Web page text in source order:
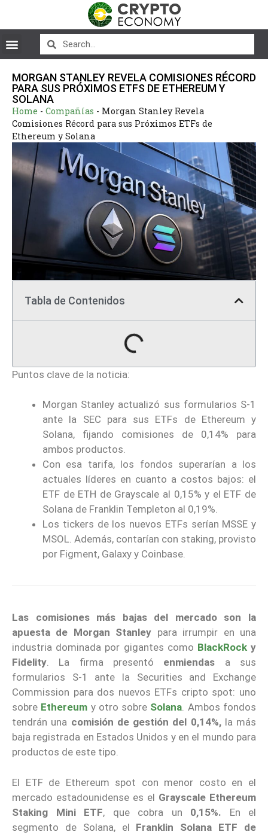
MORGAN STANLEY REVELA COMISIONES RÉCORD
PARA SUS PRÓXIMOS ETFS DE ETHEREUM Y
SOLANA
Home - Compañías - Morgan Stanley Revela
Comisiones Récord para sus Próximos ETFs de
Ethereum y Solana
Tabla de Contenidos
Puntos clave de la noticia:
Morgan Stanley actualizó sus formularios S-1
ante la SEC para sus ETFs de Ethereum y
Solana, fijando comisiones de 0,14% para
ambos productos.
Con esa tarifa, los fondos superarían a los
actuales líderes en cuanto a costos bajos: el
ETF de ETH de Grayscale al 0,15% y el ETF de
Solana de Franklin Templeton al 0,19%.
Los tickers de los nuevos ETFs serían MSSE y
MSOL. Además, contarían con staking, provisto
por Figment, Galaxy y Coinbase.
Las comisiones más bajas del mercado son la
apuesta de Morgan Stanley para irrumpir en una
industria dominada por gigantes como BlackRocky
Fidelity. La firma presentó enmiendas a sus
formularios S-1 ante la Securities and Exchange
Commission para dos nuevos ETFs cripto spot: uno
sobre Ethereum y otro sobre Solana. Ambos fondos
tendrán una comisión de gestión del 0,14%,la más
baja registrada en Estados Unidos y en el mundo para
productos de este tipo.
El ETF de Ethereum spot con menor costo en el
mercado estadounidense es el Grayscale Ethereum
Staking Mini ETF, que cobra un 0,15%. En el
segmento de Solana, el Franklin Solana ETF de